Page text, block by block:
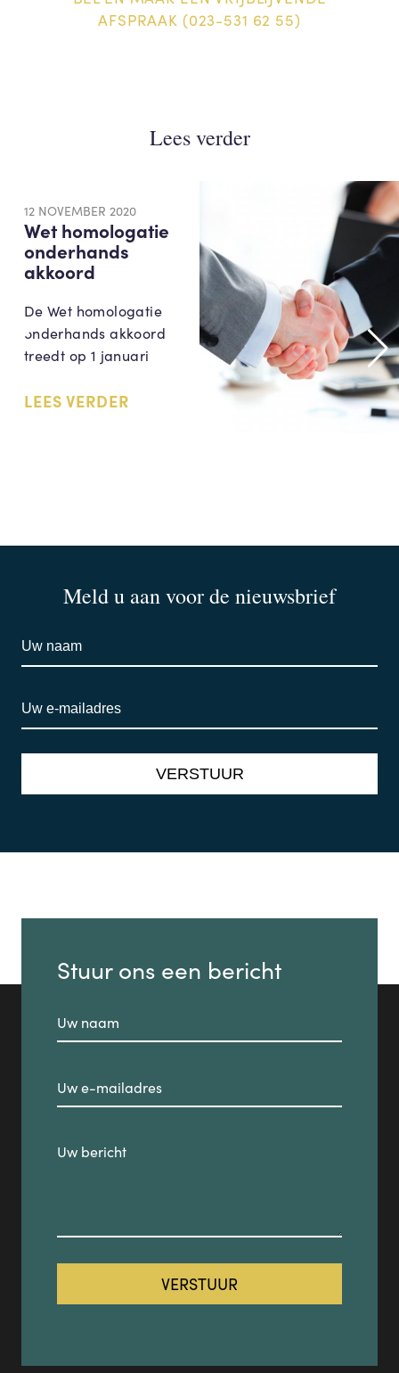
AFSPRAAK (023-531 62 55)
Lees verder
12 NOVEMBER 2020
Wet homologatie
onderhands
akkoord
De Wet homologatie
onderhands akkoord
treedt op 1 januari
LEES VERDER
Meld u aan voor de nieuwsbrief
Stuur ons een bericht